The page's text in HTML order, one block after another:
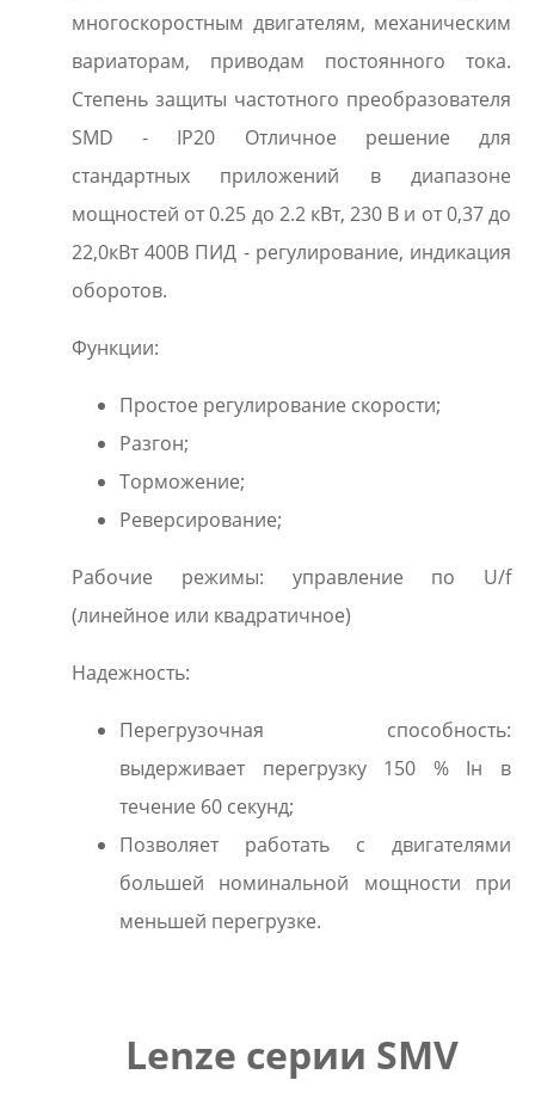
многоскоростным двигателям, механическим
вариаторам, приводам постоянного тока.
Степень защиты частотного преобразователя
SMD - IP20 Отличное решение для
стандартных приложений в диапазоне
мощностей от 0.25 до 2.2 кВт, 230 В и от 0,37 до
22,0кВт 400В ПИД - регулирование, индикация
оборотов.
Функции:
Простое регулирование скорости;
Разгон;
Торможение;
Реверсирование;
Рабочие режимы: управление по U/f
(линейное или квадратичное)
Надежность:
Перегрузочная способность:
выдерживает перегрузку 150 % Iн в
течение 60 секунд;
Позволяет работать с двигателями
большей номинальной мощности при
меньшей перегрузке.
Lenze серии SMV